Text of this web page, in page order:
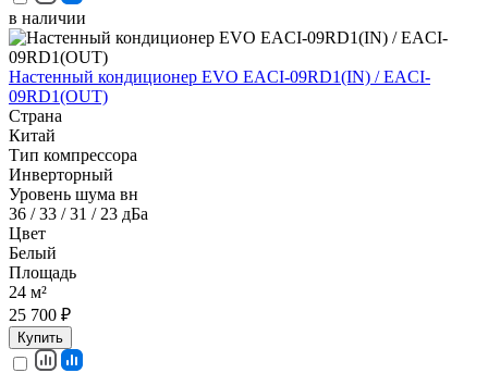
в наличии
Настенный кондиционер EVO EACI-09RD1(IN) / EACI-
09RD1(OUT)
Страна
Китай
Тип компрессора
Инверторный
Уровень шума вн
36 / 33 / 31 / 23 дБа
Цвет
Белый
Площадь
24 м²
25 700 ₽
Купить